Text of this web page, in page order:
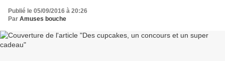
Publié le 05/09/2016 à 20:26
Par Amuses bouche